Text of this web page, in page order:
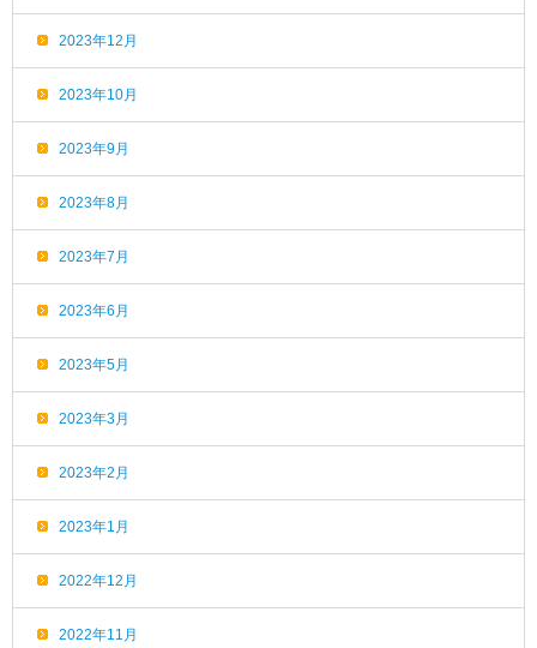
2023年12月
2023年10月
2023年9月
2023年8月
2023年7月
2023年6月
2023年5月
2023年3月
2023年2月
2023年1月
2022年12月
2022年11月